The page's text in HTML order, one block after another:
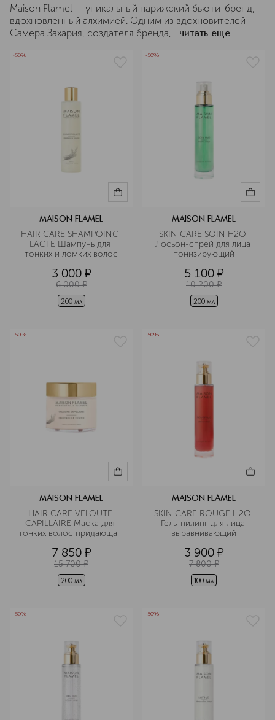
Maison Flamel — уникальный парижский бьюти-бренд,
вдохновленный алхимией. Одним из вдохновителей
Самера Захария, создателя бренда,... читать еще
-50%
MAISON FLAMEL
HAIR CARE SHAMPOING
LACTE Шампунь для
тонких и ломких волос
3 000 ¤
6 000 ¤
200 мл
-50%
MAISON FLAMEL
SKIN CARE SOIN H2O
Лосьон-спрей для лица
тонизирующий
5 100 ¤
10 200 ¤
200 мл
-50%
MAISON FLAMEL
HAIR CARE VELOUTE
CAPILLAIRE Маска для
тонких волос придающая
7 850 ¤
15 700 ¤
200 мл
-50%
MAISON FLAMEL
SKIN CARE ROUGE H2O
Гель-пилинг для лица
выравнивающий
3 900 ¤
7 800 ¤
100 мл
-50% -50%